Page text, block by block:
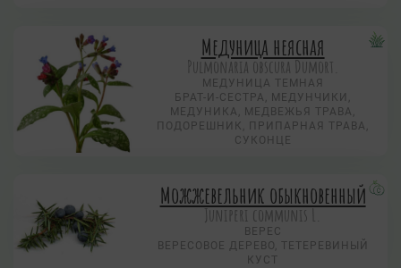
Медуница неясная
Pulmonaria obscura Dumort.
МЕДУНИЦА ТЕМНАЯ
БРАТ-И-СЕСТРА, МЕДУНЧИКИ,
МЕДУНИКА, МЕДВЕЖЬЯ ТРАВА,
ПОДОРЕШНИК, ПРИПАРНАЯ ТРАВА,
СУКОНЦЕ
Можжевельник обыкновенный
Juniperi communis L.
ВЕРЕС
ВЕРЕСОВОЕ ДЕРЕВО, ТЕТЕРЕВИНЫЙ
КУСТ